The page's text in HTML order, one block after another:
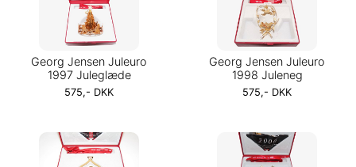
Georg Jensen Juleuro
1997 Juleglæde
575,- DKK
Georg Jensen Juleuro
1998 Juleneg
575,- DKK